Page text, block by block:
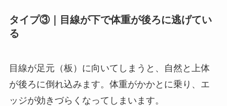
タイプ③｜目線が下で体重が後ろに逃げてい
る
目線が足元（板）に向いてしまうと、自然と上体
が後ろに倒れ込みます。体重がかかとに乗り、エ
ッジが効きづらくなってしまいます。